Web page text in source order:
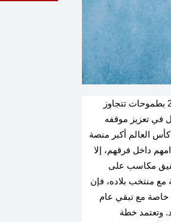
يستعد البرازيلي فينيسيوس جونيور، نجم ريال مدريد الإسباني، لخوض بطولة كأس العالم 2026 بطموحات تتجاوز
في تعزيز موقفه
كأس العالم أكبر منصة
داخل فرقهم، إلا
مكاسب على
مع منتخب بلاده، فإن
خاصة مع تبقي عام
. وتعتمد خطة